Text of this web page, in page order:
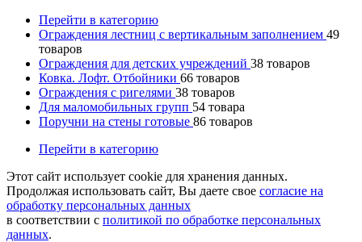
Перейти в категорию
Ограждения лестниц с вертикальным заполнением 49
товаров
Ограждения для детских учреждений 38 товаров
Ковка. Лофт. Отбойники 66 товаров
Ограждения с ригелями 38 товаров
Для маломобильных групп 54 товара
Поручни на стены готовые 86 товаров
Перейти в категорию
Этот сайт использует cookie для хранения данных.
Продолжая использовать сайт, Вы даете свое согласие на
обработку персональных данных
в соответствии с политикой по обработке персональных
данных.